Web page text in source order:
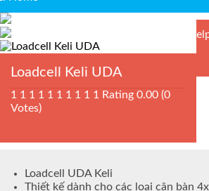
Loadcell Keli UDA
1 1 1 1 1 1 1 1 1 1
Rating 0.00 (0
Votes)
Loadcell UDA Keli
Thiết kế dành cho các loại cân bàn